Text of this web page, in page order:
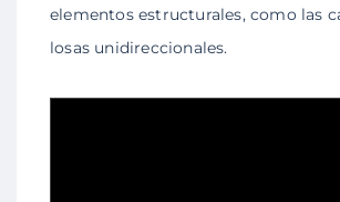
elementos estructurales, como las
losas unidireccionales.